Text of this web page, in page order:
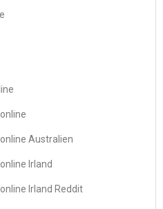
Australien
Irland
Irland Reddit